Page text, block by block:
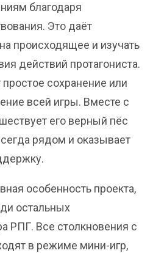
благодаря
Это даёт
происходящее и изучать
действий протагониста.
сохранение или
всей игры. Вместе с
его верный пёс
рядом и оказывает
особенность проекта,
остальных
РПГ. Все столкновения с
в режиме мини-игр,